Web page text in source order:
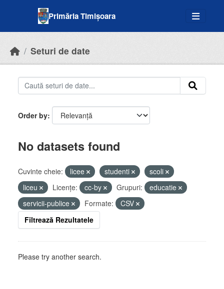
Primăria Timișoara
Seturi de date
Order by
No datasets found
Cuvinte cheie: licee studenti
scoli
liceu
Licenţe: cc-by Grupuri:
educatie
servicii-publice
Formate:
CSV
Filtrează Rezultatele
Please try another search.